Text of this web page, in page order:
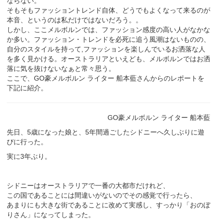
そもそもファッショントレンド自体、どうでもよくなって来るのが
本音、というのは私だけではないだろう。。
しかし、ここメルボルンでは、ファッション感度の高い人がなかな
か多い。ファッション・トレンドを必死に追う風潮はないものの、
自分のスタイルを持って,ファッションを楽しんでいるお洒落な人
を多く見かける。オーストラリアといえども、メルボルンではお洒
落に気を抜けないなぁと常々思う。
ここで、GO豪メルボルン ライター 船本藍さんからのレポートを
下記に紹介。
GO豪メルボルン ライター 船本藍
先日、5歳になった娘と、5年間過ごしたシドニーへ久しぶりに遊
びに行った。
実に3年ぶり。
シドニーはオーストラリアで一番の大都市だけれど、
この国であることには間違いがないのでその感覚で行ったら、
あまりにも大きな街であることに改めて実感し、すっかり「おのぼ
りさん」になってしまった。